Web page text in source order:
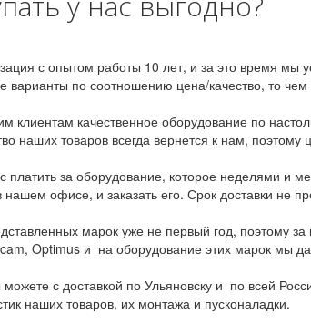
с опытом работы 10 лет, и за это время мы
по соотношению цена/качество, то
клиентам качественное оборудование по
наших товаров всегда вернется к нам,
за оборудование, которое неделями и
офисе, и заказать его. Срок доставки не
марок уже не первый год, поэтому
Optimus и на оборудование этих марок мы
с доставкой по Ульяновску и по всей
наших товаров, их монтажа и пусконаладки.